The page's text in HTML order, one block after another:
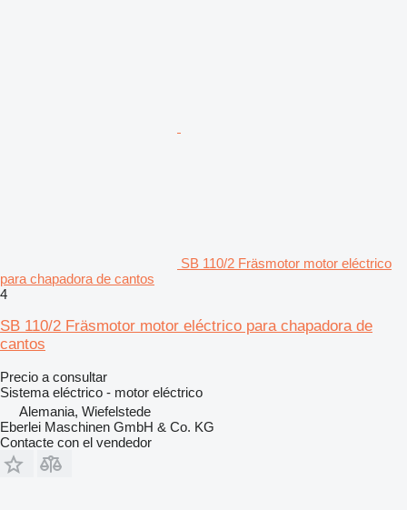
SB 110/2 Fräsmotor motor eléctrico
para chapadora de cantos
4
SB 110/2 Fräsmotor motor eléctrico para chapadora de
cantos
Precio a consultar
Sistema eléctrico - motor eléctrico
Alemania, Wiefelstede
Eberlei Maschinen GmbH & Co. KG
Contacte con el vendedor